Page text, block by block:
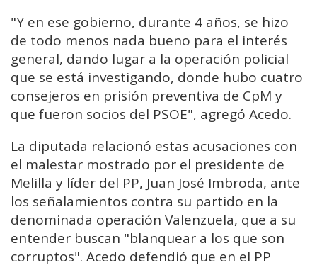
"Y en ese gobierno, durante 4 años, se hizo
de todo menos nada bueno para el interés
general, dando lugar a la operación policial
que se está investigando, donde hubo cuatro
consejeros en prisión preventiva de CpM y
que fueron socios del PSOE", agregó Acedo.
La diputada relacionó estas acusaciones con
el malestar mostrado por el presidente de
Melilla y líder del PP, Juan José Imbroda, ante
los señalamientos contra su partido en la
denominada operación Valenzuela, que a su
entender buscan "blanquear a los que son
corruptos". Acedo defendió que en el PP